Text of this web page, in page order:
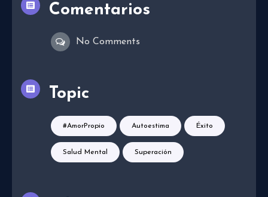
Comentarios
No Comments
Topic
#AmorPropio Autoestima Éxito
Salud Mental Superación